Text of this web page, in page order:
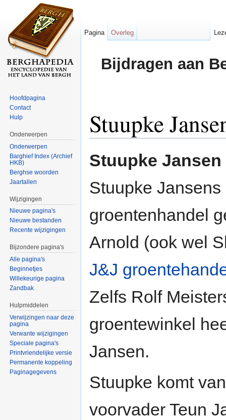
Bijdragen aan
Stuupke
Stuupke Jansen
Stuupke
groentenhandel
Arnold (ook wel
J&J
Zelfs Rolf
groentewinkel
Jansen.
Stuupke komt
voorvader Teun
Pagina Overleg
Hoofdpagina
Contact
Hulp
Onderwerpen
Onderwerpen
Barghief Index (Archief
HKB)
Berghse woorden
Jaartallen
Wijzigingen
Nieuwe pagina's
Nieuwe bestanden
Recente wijzigingen
Bijzondere pagina's
Alle pagina's
Beginnetjes
Willekeurige pagina
Zandbak
Hulpmiddelen
Verwijzingen naar deze
pagina
Verwante wijzigingen
Speciale pagina's
Printvriendelijke versie
Permanente koppeling
Paginagegevens